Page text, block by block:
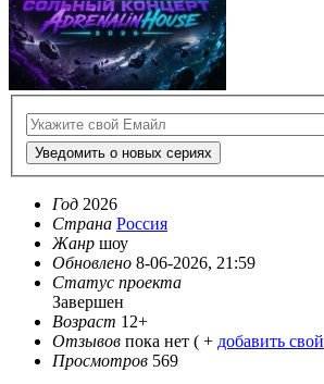
Уведомить о новых сериях
Год 2026
Страна Россия
Жанр шоу
Обновлено 8-06-2026, 21:59
Статус проекта
Завершен
Возраст 12+
Отзывов пока нет ( + добавить свой
Просмотров 569